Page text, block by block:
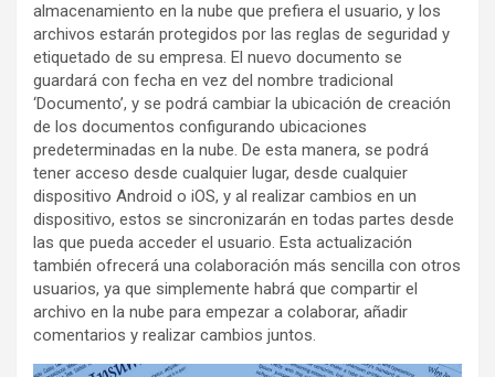
almacenamiento en la nube que prefiera el usuario, y los
archivos estarán protegidos por las reglas de seguridad y
etiquetado de su empresa. El nuevo documento se
guardará con fecha en vez del nombre tradicional
‘Documento’, y se podrá cambiar la ubicación de creación
de los documentos configurando ubicaciones
predeterminadas en la nube. De esta manera, se podrá
tener acceso desde cualquier lugar, desde cualquier
dispositivo Android o iOS, y al realizar cambios en un
dispositivo, estos se sincronizarán en todas partes desde
las que pueda acceder el usuario. Esta actualización
también ofrecerá una colaboración más sencilla con otros
usuarios, ya que simplemente habrá que compartir el
archivo en la nube para empezar a colaborar, añadir
comentarios y realizar cambios juntos.